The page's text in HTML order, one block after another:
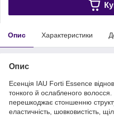
Опис Характеристики
Опис
Есенція IAU Forti Essence
тонкого й ослабленого волосся.
перешкоджає стоншенню
еластичність, шовковистість,